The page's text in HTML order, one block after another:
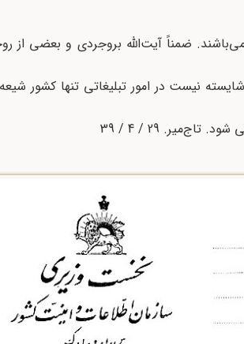
می‌باشند. ضمناً آیت‌الله بروجردی و بعضی از
نیست در امور تبلیغاتی تنها کشور
تاج‌میر. 29 / 4 / 39